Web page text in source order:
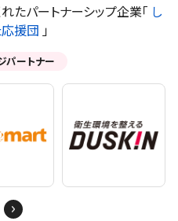
たパートナーシップ企業「 し
援団 」
パートナー
Next